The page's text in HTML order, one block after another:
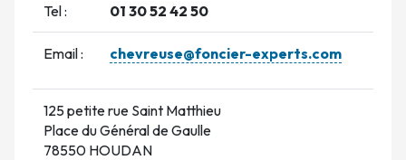
Tel : 01 30 52 42 50
Email : chevreuse@foncier-experts.com
125 petite rue Saint Matthieu
Place du Général de Gaulle
78550 HOUDAN